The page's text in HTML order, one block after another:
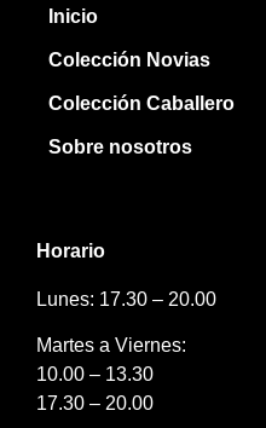
Inicio
Colección Novias
Colección Caballero
Sobre nosotros
Horario
Lunes: 17.30 – 20.00
Martes a Viernes:
10.00 – 13.30
17.30 – 20.00